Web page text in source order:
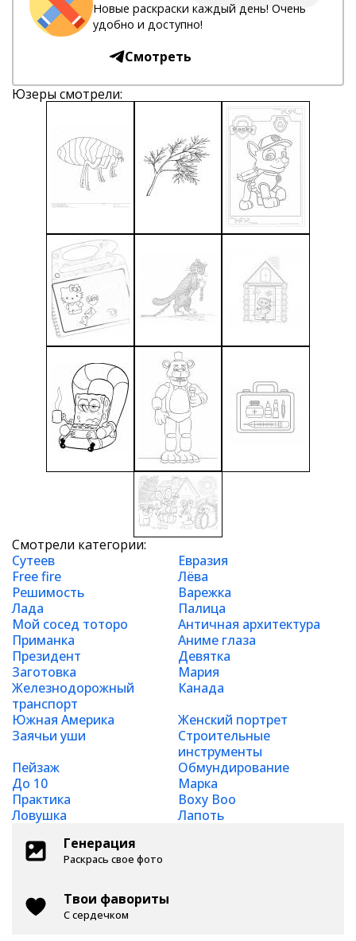
Новые раскраски каждый день! Очень
удобно и доступно!
Смотреть
Юзеры смотрели:
Смотрели категории:
Сутеев
Евразия
Free fire
Лёва
Решимость
Варежка
Лада
Палица
Мой сосед тоторо
Античная архитектура
Приманка
Аниме глаза
Президент
Девятка
Заготовка
Мария
Железнодорожный
транспорт
Канада
Южная Америка
Женский портрет
Заячьи уши
Строительные
инструменты
Пейзаж
Обмундирование
До 10
Марка
Практика
Boxy Boo
Ловушка
Лапоть
Генерация
Раскрась свое фото
Твои фавориты
С сердечком